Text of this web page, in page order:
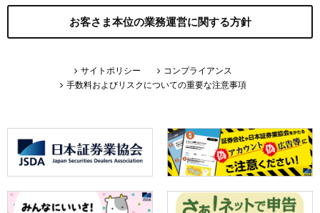
お客さま本位の業務運営に関する方針
サイトポリシー
コンプライアンス
手数料およびリスクについての重要な注意事項